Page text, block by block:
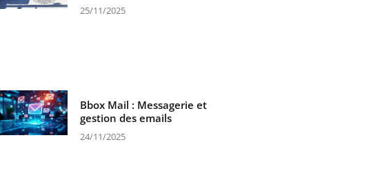
25/11/2025
Bbox Mail : Messagerie et
gestion des emails
24/11/2025